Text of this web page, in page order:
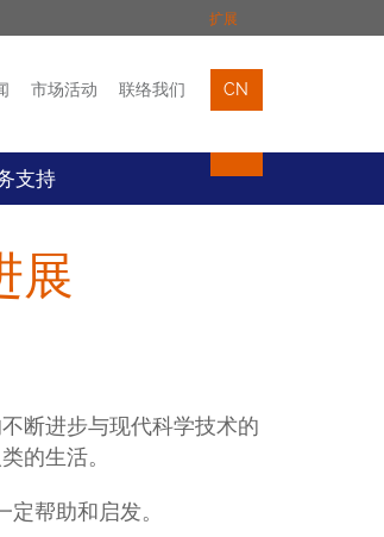
扩展
联络我们
市场活动 联络我们 CN
支持
展
断进步与现代科学技术的
的生活。
帮助和启发。